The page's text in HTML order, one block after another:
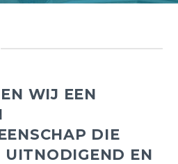
WIJ EEN
DIE
UITNODIGEND EN